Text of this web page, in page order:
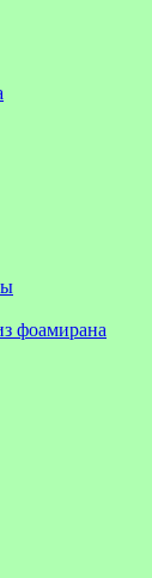
фоамирана